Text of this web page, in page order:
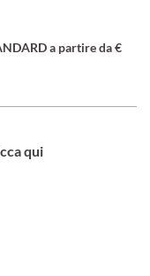
a partire da €
qui